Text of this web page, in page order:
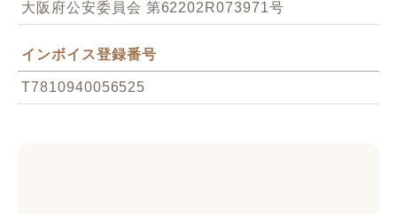
大阪府公安委員会 第62202R073971号
インボイス登録番号
T7810940056525